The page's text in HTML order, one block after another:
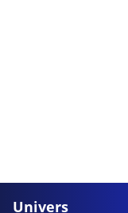
Univers